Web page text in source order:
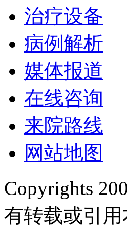
治疗设备
病例解析
媒体报道
在线咨询
来院路线
网站地图
Copyrights
有转载或引